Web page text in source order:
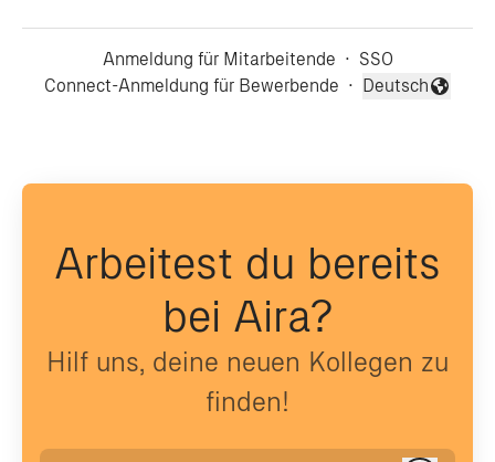
Anmeldung für Mitarbeitende · SSO
Connect-Anmeldung für Bewerbende ·
Sprache ändern
Deutsch
Arbeitest du bereits
bei Aira?
Hilf uns, deine neuen Kollegen zu
finden!